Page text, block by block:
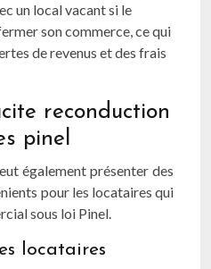
un local vacant si le
son commerce, ce qui
de revenus et des frais
reconduction
pinel
également présenter des
pour les locataires qui
sous loi Pinel.
locataires